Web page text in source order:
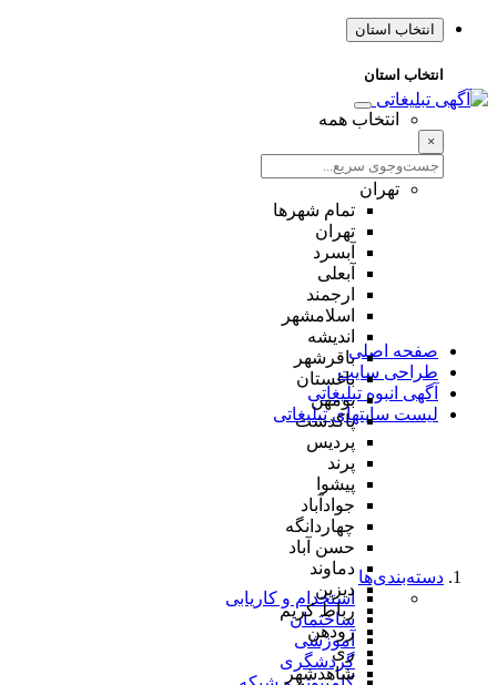
انتخاب استان
انتخاب استان
انتخاب همه
×
تهران
تمام شهر‌ها
تهران
آبسرد
آبعلی
ارجمند
اسلامشهر
اندیشه
باقرشهر
باغستان
بومهن
پاکدشت
پردیس
پرند
پیشوا
جوادآباد
چهاردانگه
حسن آباد
دماوند
دیزین
رباط کریم
رودهن
ری
شاهدشهر
صفحه اصلی
طراحی سایت
آگهی انبوه تبلیغاتی
لیست سایتهای تبلیغاتی
دسته‌بندی‌ها
استخدام و کاریابی
ساختمان
آموزشی
گردشگری